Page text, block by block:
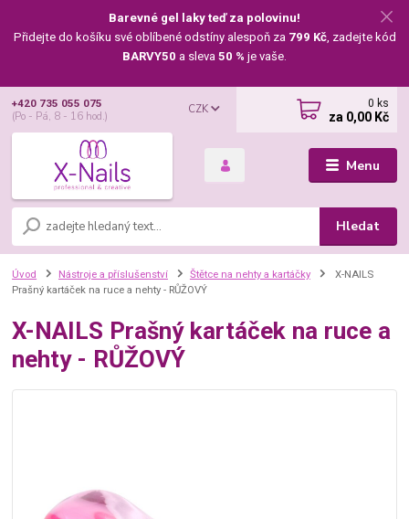
Barevné gel laky teď za polovinu!
Přidejte do košíku své oblíbené odstíny alespoň za 799 Kč, zadejte kód
BARVY50 a sleva 50 % je vaše.
Menu
CZK
Hledat
+420 735 055 075
(Po - Pá, 8 - 16 hod.)
0 ks
za 0,00 Kč
Úvod Nástroje a příslušenství Štětce na nehty a kartáčky
X-NAILS
Prašný kartáček na ruce a nehty - RŮŽOVÝ
X-NAILS Prašný kartáček na ruce a
nehty - RŮŽOVÝ